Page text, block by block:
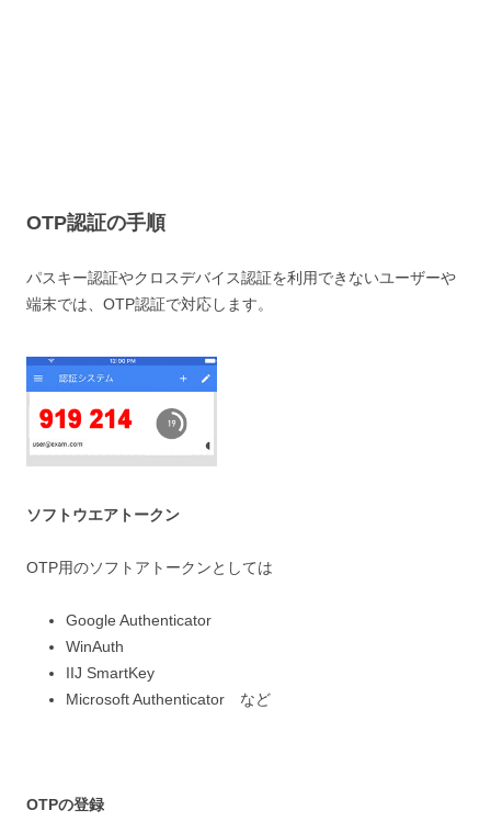
OTP認証の手順
パスキー認証やクロスデバイス認証を利用できないユーザーや
端末では、OTP認証で対応します。
ソフトウエアトークン
OTP用のソフトアトークンとしては
Google Authenticator
WinAuth
IIJ SmartKey
Microsoft Authenticator など
OTPの登録